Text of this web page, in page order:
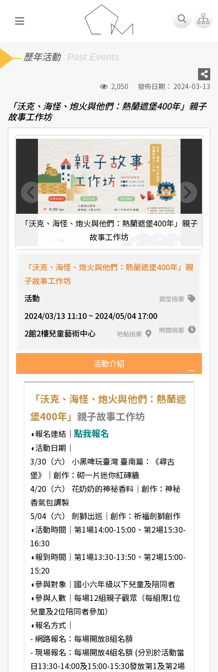
歷年活動 Past Events
2,050 發佈日期： 2024-03-13
「沃克、海怪、炮火與他們：熱蘭遮堡400年」親子
故事工作坊
「沃克、海怪、炮火與他們：熱蘭遮堡400年」親子
故事工作坊
「沃克、海怪、炮火與他們：熱蘭遮堡400年」親
子故事工作坊
活動
類型檢索
2024/03/13 11:10 ~ 2024/05/04 17:00
時間檢索
2館2樓兒童藝術中心 地點檢索
活動介紹
「沃克、海怪、炮火與他們：熱蘭遮
堡400年」 親子故事工作坊
◖報名連結｜ 點我報名
◖活動日期｜
3/30（六） 小黑啤玩臺灣 臺南篇：《尋古
堡》｜創作：砌一片迷你紅磚牆
4/20（六） 花奶奶的神祕香料｜創作：神秘
香氣包調製
5/04（六） 劍獅出巡｜創作：祈福劍獅創作
◖活動時間｜第1場14:00-15:00、第2場15:30-
16:30
◖報到時間｜第1場13:30-13:50、第2場15:00-
15:20
◖參與對象｜國小六年級以下兒童及陪同者
◖參與人數｜每場12組親子觀眾（每組限1位
兒童及2位陪同者參加）
◖報名方式｜
- 網路報名：每場開放8組名額
- 現場報名：每場開放4組名額 (分別於活動當
日13:30-14:00及15:00-15:30發放第1及第2場